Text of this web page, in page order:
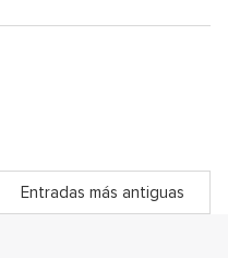
Entradas más antiguas